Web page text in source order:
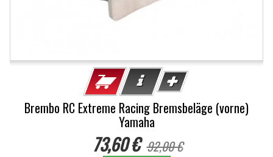
Brembo RC Extreme Racing Bremsbeläge (vorne)
Yamaha
73,60 € 92,00 €